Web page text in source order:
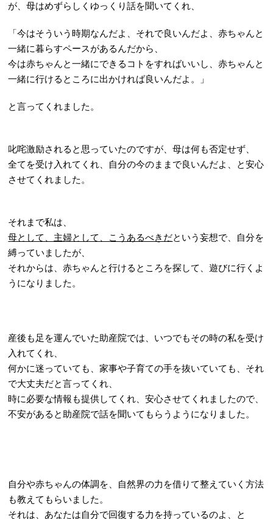
が、母はめずらしくゆっくり話を聞いてくれ、
「今はそういう時期なんだよ、それで良いんだよ、赤ちゃんと
一緒に暮らすペースがあるんだから、
今は赤ちゃんと一緒にできるコトをすればいいし、赤ちゃんと
一緒に行けるところに出かければ良いんだよ。」
と言ってくれました。
叱咤激励されると思っていたのですが、母は何も否定せず、
全てを受け入れてくれ、自分の今のままで良いんだよ、と安心
させてくれました。
それまで私は、
母として、主婦として、こうあるべきだという妄想で、自分を
縛っていましたが、
それからは、赤ちゃんと行けるところを探して、遊びに行くよ
うになりました。
産後も足を運んでいた助産院では、いつでもその時の私を受け
入れてくれ、
何かに迷っていても、家事や子育ての手を抜いていても、 それ
で大丈夫だと言ってくれ、
時に必要な情報も提供してくれ、安心させてくれましたので、
不安があると助産院で話を聞いてもらうようになりました。
自分や赤ちゃんの体調を、自然界の力を借りて整えていく方法
も教えてもらいました。
それは、あなたは自分で回復する力を持っているのよ、と